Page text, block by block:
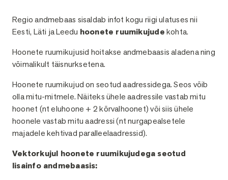
Kirjeldus
Regio andmebaas sisaldab infot kogu riigi ulatuses nii
Eesti, Läti ja Leedu hoonete ruumikujudekohta.
Hoonete ruumikujusid hoitakse andmebaasis aladena ning
võimalikult täisnurksetena.
Hoonete ruumikujud on seotud aadressidega. Seos võib
olla mitu-mitmele. Näiteks ühele aadressile vastab mitu
hoonet (nt eluhoone + 2 kõrvalhoonet) või siis ühele
hoonele vastab mitu aadressi (nt nurgapealsetele
majadele kehtivad paralleelaadressid).
Vektorkujul hoonete ruumikujudega seotud
lisainfo andmebaasis: